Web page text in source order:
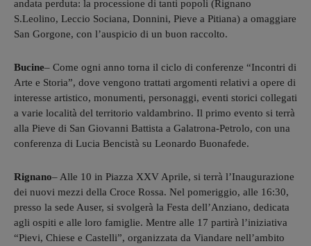
andata perduta: la processione di tanti popoli (Rignano
S.Leolino, Leccio Sociana, Donnini, Pieve a Pitiana) a omaggiare
San Gorgone, con l’auspicio di un buon raccolto.
Bucine– Come ogni anno torna il ciclo di conferenze “Incontri di
Arte e Storia”, dove vengono trattati argomenti relativi a opere di
interesse artistico, monumenti, personaggi, eventi storici collegati
a varie località del territorio valdambrino. Il primo evento si terrà
alla Pieve di San Giovanni Battista a Galatrona-Petrolo, con una
conferenza di Lucia Bencistà su Leonardo Buonafede.
Rignano– Alle 10 in Piazza XXV Aprile, si terrà l’Inaugurazione
dei nuovi mezzi della Croce Rossa. Nel pomeriggio, alle 16:30,
presso la sede Auser, si svolgerà la Festa dell’Anziano, dedicata
agli ospiti e alle loro famiglie. Mentre alle 17 partirà l’iniziativa
“Pievi, Chiese e Castelli”, organizzata da Viandare nell’ambito